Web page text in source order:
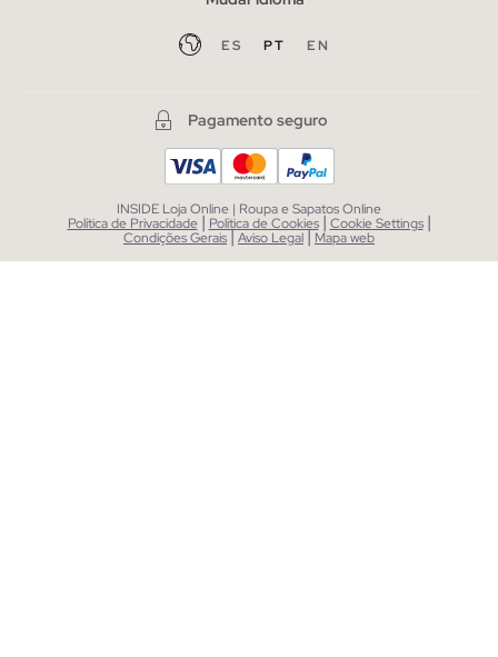
ES PT EN
Pagamento seguro
INSIDE Loja Online | Roupa e Sapatos Online
Política de Privacidade | Política de Cookies | Cookie Settings |
Condições Gerais|Aviso Legal| Mapa web